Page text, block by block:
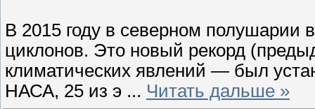
В 2015 году в северном полушарии
циклонов. Это новый рекорд
климатических явлений — был
НАСА, 25 из э ... Читать дальше »